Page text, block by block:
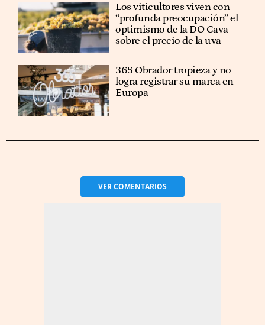
Los viticultores viven con
“profunda preocupación” el
optimismo de la DO Cava
sobre el precio de la uva
365 Obrador tropieza y no
logra registrar su marca en
Europa
VERCOMENTARIOS